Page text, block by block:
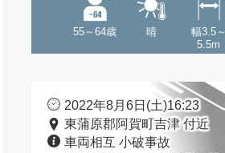
55～64歳 晴
幅3.5～
5.5m
2022年8月6日(土)16:23
東蒲原郡阿賀町吉津 付近
車両相互 小破事故